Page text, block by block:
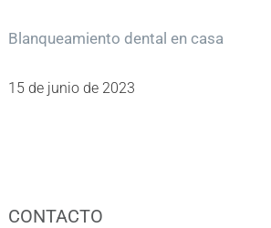
Blanqueamiento dental en casa
15 de junio de 2023
CONTACTO